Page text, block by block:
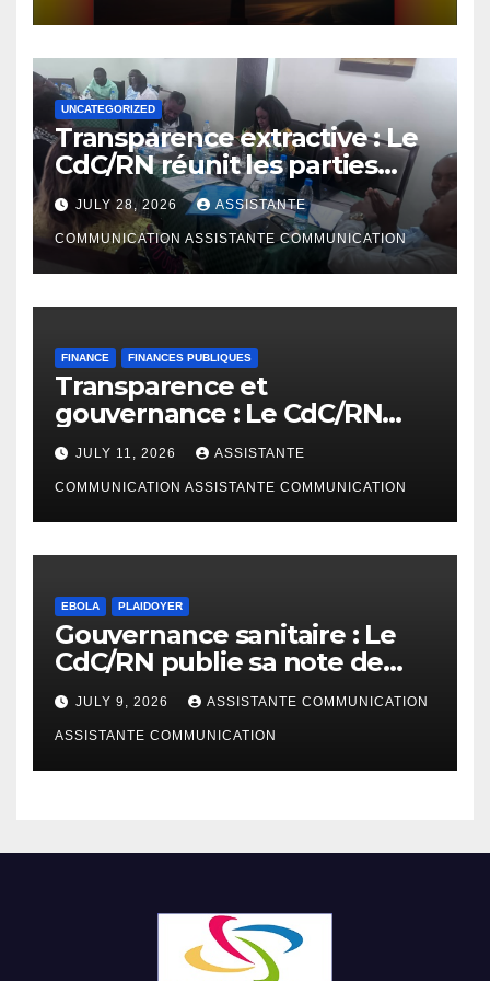
UNCATEGORIZED
Transparence extractive : Le
CdC/RN réunit les parties
prenantes à Bunia pour
enrichir le rapport de
cadrage ITIE RDC 2024
JULY 28, 2026 ASSISTANTE
COMMUNICATION ASSISTANTE COMMUNICATION
FINANCE FINANCES PUBLIQUES
Transparence et
gouvernance : Le CdC/RN
présente l’étude
d’AfreWatch sur les
disparités de rémunération
des institutions en RDC
JULY 11, 2026 ASSISTANTE
COMMUNICATION ASSISTANTE COMMUNICATION
EBOLA PLAIDOYER
Gouvernance sanitaire : Le
CdC/RN publie sa note de
plaidoyer sur la riposte Ebola
Bundibugyo
JULY 9, 2026 ASSISTANTE COMMUNICATION
ASSISTANTE COMMUNICATION